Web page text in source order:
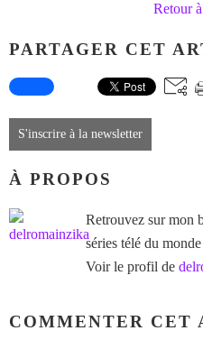
Retour
PARTAGER CET
S'inscrire à la newsletter
À PROPOS
Retrouvez sur mon
séries télé du
Voir le profil de
COMMENTER CET